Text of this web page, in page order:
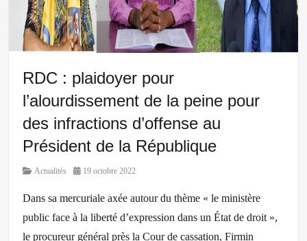
RDC : plaidoyer pour
l’alourdissement de la peine pour
des infractions d’offense au
Président de la République
Category
Actualités
Posted19 octobre 2022
Dans sa mercuriale axée autour du thème « le ministère
public face à la liberté d’expression dans un État de droit »,
le procureur général près la Cour de cassation, Firmin